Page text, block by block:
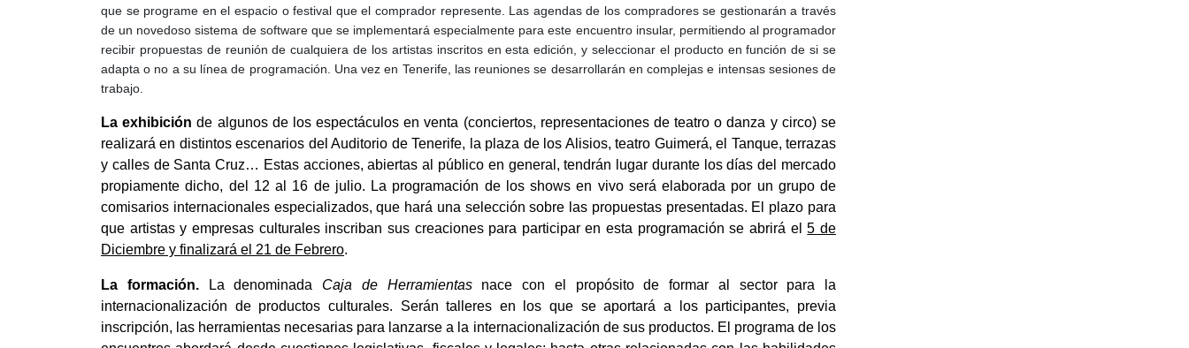
que se programe en el espacio o festival que el comprador represente. Las agendas de los compradores se gestionarán a través
de un novedoso sistema de software que se implementará especialmente para este encuentro insular, permitiendo al programador
recibir propuestas de reunión de cualquiera de los artistas inscritos en esta edición, y seleccionar el producto en función de si se
adapta o no a su línea de programación. Una vez en Tenerife, las reuniones se desarrollarán en complejas e intensas sesiones de
trabajo.
La exhibición de algunos de los espectáculos en venta (conciertos, representaciones de teatro o danza y circo) se
realizará en distintos escenarios del Auditorio de Tenerife, la plaza de los Alisios, teatro Guimerá, el Tanque, terrazas
y calles de Santa Cruz… Estas acciones, abiertas al público en general, tendrán lugar durante los días del mercado
propiamente dicho, del 12 al 16 de julio. La programación de los shows en vivo será elaborada por un grupo de
comisarios internacionales especializados, que hará una selección sobre las propuestas presentadas. El plazo para
que artistas y empresas culturales inscriban sus creaciones para participar en esta programación se abrirá el5 de
Diciembre y finalizará el 21 de Febrero.
La formación. La denominada Caja de Herramientasnace con el propósito de formar al sector para la
internacionalización de productos culturales. Serán talleres en los que se aportará a los participantes, previa
inscripción, las herramientas necesarias para lanzarse a la internacionalización de sus productos. El programa de los